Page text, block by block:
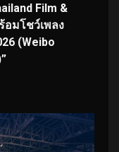
Film &
อมโชว์เพลง
(Weibo